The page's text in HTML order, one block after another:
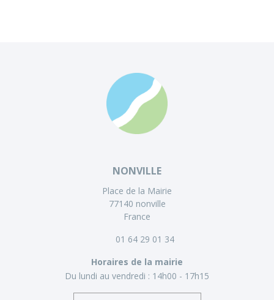
NONVILLE
Place de la Mairie
77140 nonville
France
01 64 29 01 34
Horaires de la mairie
Du lundi au vendredi : 14h00 - 17h15